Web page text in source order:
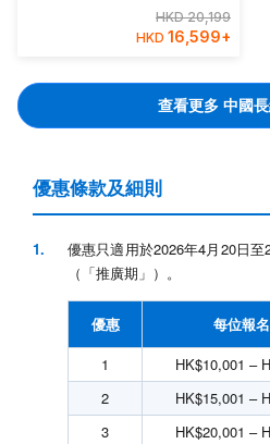
29/08,02/09,09/09,16/09,03/10,07/10,14/10,21/10,28/10,04/11,11/11,18/11,25/11,02/12,09/12,16/12,23/12,30/12
HKD 20,199
HKD 16,599+
查看更多 中國
優惠條款及細則
優惠只適用於2026年4月20日
（「推廣期」）。
優惠 每位報
1
HK$10,001 –
2
HK$15,001 –
3
HK$20,001 –